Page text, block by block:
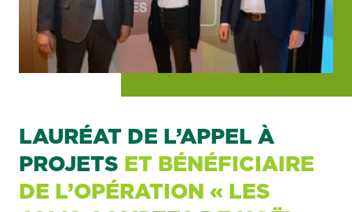
LAURÉAT DE L’APPEL À
PROJETS ET BÉNÉFICIAIRE
DE L’OPÉRATION « LES